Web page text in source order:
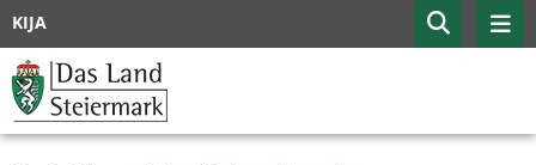
KIJA